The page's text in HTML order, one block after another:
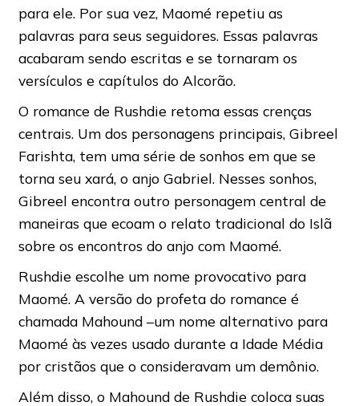
para ele. Por sua vez, Maomé repetiu as
palavras para seus seguidores. Essas palavras
acabaram sendo escritas e se tornaram os
versículos e capítulos do Alcorão.
O romance de Rushdie retoma essas crenças
centrais. Um dos personagens principais, Gibreel
Farishta, tem uma série de sonhos em que se
torna seu xará, o anjo Gabriel. Nesses sonhos,
Gibreel encontra outro personagem central de
maneiras que ecoam o relato tradicional do Islã
sobre os encontros do anjo com Maomé.
Rushdie escolhe um nome provocativo para
Maomé. A versão do profeta do romance é
chamada Mahound –um nome alternativo para
Maomé às vezes usado durante a Idade Média
por cristãos que o consideravam um demônio.
Além disso, o Mahound de Rushdie coloca suas